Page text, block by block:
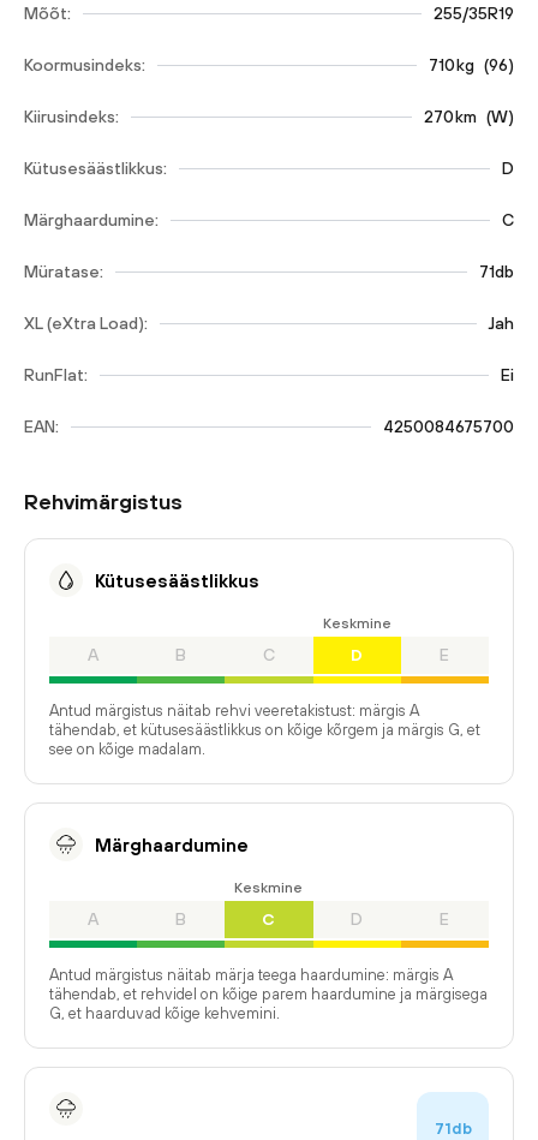
Mõõt: 255/35R19
Koormusindeks: 710kg (96)
Kiirusindeks: 270km (W)
Kütusesäästlikkus: D
Märghaardumine: C
Müratase: 71db
XL (eXtra Load): Jah
RunFlat: Ei
EAN: 4250084675700
Rehvimärgistus
Kütusesäästlikkus
A B C
Keskmine
D E
Antud märgistus näitab rehvi veeretakistust: märgis A
tähendab, et kütusesäästlikkus on kõige kõrgem ja märgis G, et
see on kõige madalam.
Märghaardumine
A B
Keskmine
C D E
Antud märgistus näitab märja teega haardumine: märgis A
tähendab, et rehvidel on kõige parem haardumine ja märgisega
G, et haarduvad kõige kehvemini.
71db